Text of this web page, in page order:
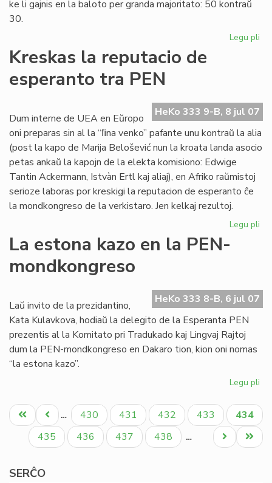
ke li gajnis en la baloto per granda majoritato: 50 kontraŭ
30.
Legu pli
Kreskas la reputacio de
esperanto tra PEN
HeKo 333 9-B, 8 jul 07
Dum interne de UEA en Eŭropo
oni preparas sin al la “ﬁna venko” pafante unu kontraŭ la alia
(post la kapo de Marija Belošević nun la kroata landa asocio
petas ankaŭ la kapojn de la elekta komisiono: Edwige
Tantin Ackermann, Istvàn Ertl kaj aliaj), en Afriko raŭmistoj
serioze laboras por kreskigi la reputacion de esperanto ĉe
la mondkongreso de la verkistaro. Jen kelkaj rezultoj.
Legu pli
La estona kazo en la PEN-
mondkongreso
HeKo 333 8-B, 6 jul 07
Laŭ invito de la prezidantino,
Kata Kulavkova, hodiaŭ la delegito de la Esperanta PEN
prezentis al la Komitato pri Tradukado kaj Lingvaj Rajtoj
dum la PEN-mondkongreso en Dakaro tion, kion oni nomas
“la estona kazo”.
Legu pli
en
la
Pagination
Unua
paĝo
Antaŭa
paĝo
… Paĝo
430 Paĝo
431 Paĝo
432 Paĝo
433
Aktuala
paĝo
434
Paĝo
435 Paĝo
436 Paĝo
437 Paĝo
438 …
Last
page
Next
page
SERĈO